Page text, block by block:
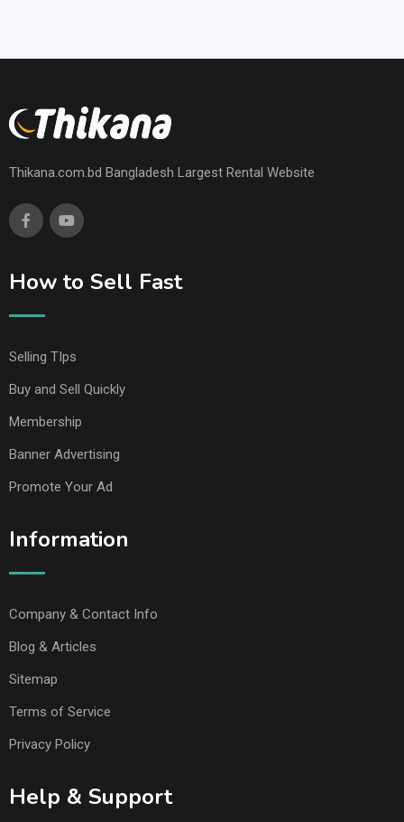
Thikana.com.bd Bangladesh Largest Rental Website
How to Sell Fast
Selling TIps
Buy and Sell Quickly
Membership
Banner Advertising
Promote Your Ad
Information
Company & Contact Info
Blog & Articles
Sitemap
Terms of Service
Privacy Policy
Help & Support